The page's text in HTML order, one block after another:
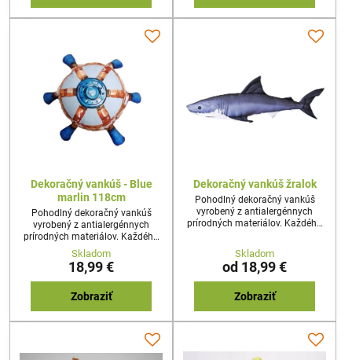
Dekoračný vankúš - Blue
marlin 118cm
Pohodlný dekoračný vankúš
vyrobený z antialergénnych
prírodných materiálov. Každého
prekvapí reálny tvar a dizajn
vankúša. Najideálnejší darček pre
každého nadšenca rybolovu,
alebo milovníka prírody.
Skladom
18,99 €
Zobraziť
Dekoračný vankúš žralok
Pohodlný dekoračný vankúš
vyrobený z antialergénnych
prírodných materiálov. Každého
každého nadšenca rybolovu,
alebo milovníka prírody.
Skladom
od 18,99 €
Zobraziť